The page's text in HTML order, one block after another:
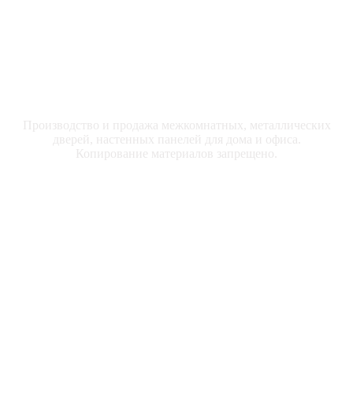
Производство и продажа межкомнатных, металлических
дверей, настенных панелей для дома и офиса.
Копирование материалов запрещено.